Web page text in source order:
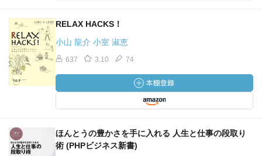
RELAX HACKS！
小山 龍介 小室 淑恵
637 3.10 74
ほんとうの豊かさを手に入れる 人生と仕事の段取り
術 (PHPビジネス新書)